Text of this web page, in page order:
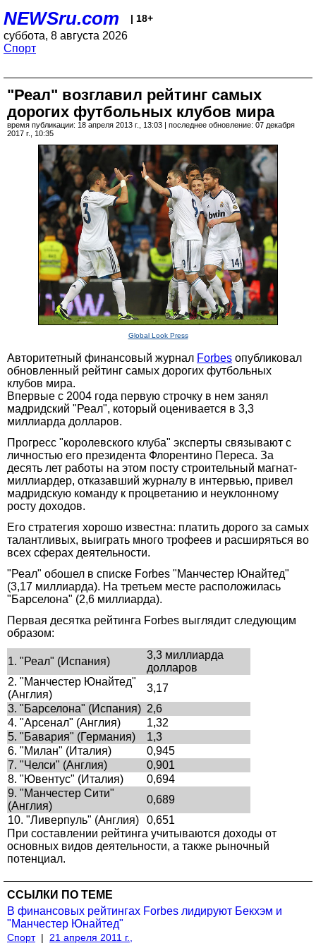
NEWSru.com | 18+
суббота, 8 августа 2026
Спорт
"Реал" возглавил рейтинг самых
дорогих футбольных клубов мира
время публикации: 18 апреля 2013 г., 13:03 | последнее обновление: 07 декабря
2017 г., 10:35
Global Look Press
Авторитетный финансовый журнал Forbes опубликовал
обновленный рейтинг самых дорогих футбольных
клубов мира.
Впервые с 2004 года первую строчку в нем занял
мадридский "Реал", который оценивается в 3,3
миллиарда долларов.
Прогресс "королевского клуба" эксперты связывают с
личностью его президента Флорентино Переса. За
десять лет работы на этом посту строительный магнат-
миллиардер, отказавший журналу в интервью, привел
мадридскую команду к процветанию и неуклонному
росту доходов.
Его стратегия хорошо известна: платить дорого за самых
талантливых, выиграть много трофеев и расширяться во
всех сферах деятельности.
"Реал" обошел в списке Forbes "Манчестер Юнайтед"
(3,17 миллиарда). На третьем месте расположилась
"Барселона" (2,6 миллиарда).
Первая десятка рейтинга Forbes выглядит следующим
образом:
1. "Реал" (Испания)
3,3 миллиарда
долларов
2. "Манчестер Юнайтед"
(Англия)
3,17
3. "Барселона" (Испания) 2,6
4. "Арсенал" (Англия)
1,32
5. "Бавария" (Германия)
1,3
6. "Милан" (Италия)
0,945
7. "Челси" (Англия)
0,901
8. "Ювентус" (Италия)
0,694
9. "Манчестер Сити"
(Англия)
0,689
10. "Ливерпуль" (Англия)
0,651
При составлении рейтинга учитываются доходы от
основных видов деятельности, а также рыночный
потенциал.
ССЫЛКИ ПО ТЕМЕ
В финансовых рейтингах Forbes лидируют Бекхэм и
"Манчестер Юнайтед"
Спорт | 21 апреля 2011 г.,